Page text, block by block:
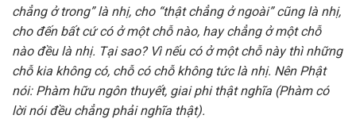
chẳng ở trong” là nhị, cho “thật chẳng ở ngoài” cũng là nhị,
cho đến bất cứ có ở một chỗ nào, hay chẳng ở một chỗ
nào đều là nhị. Tại sao? Vì nếu có ở một chỗ này thì những
chỗ kia không có, chỗ có chỗ không tức là nhị. Nên Phật
nói: Phàm hữu ngôn thuyết, giai phi thật nghĩa (Phàm có
lời nói đều chẳng phải nghĩa thật).